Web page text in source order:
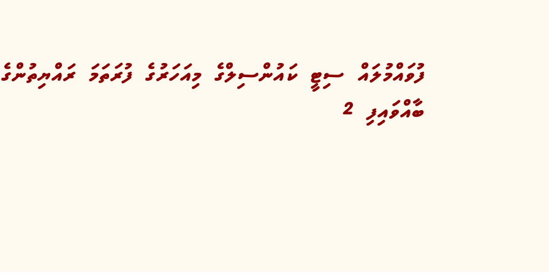
ފުވައްމުލައް ސިޓީ ކައުންސިލްގެ މިއަހަރުގެ ފުރަތަމަ
ބާއްވައިފި 2